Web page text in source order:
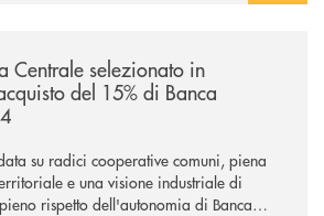
Centrale selezionato in
del 15% di Banca
su radici cooperative comuni, piena
e una visione industriale di
rispetto dell'autonomia di Banca